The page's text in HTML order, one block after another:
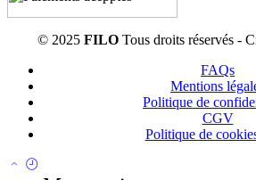
© 2025 FILO Tous droits réservés -
FAQs
Mentions
Politique de
CGV
Politique de